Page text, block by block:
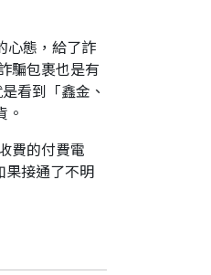
心態，給了詐
騙包裹也是有
看到「鑫金、
費的付費電
果接通了不明